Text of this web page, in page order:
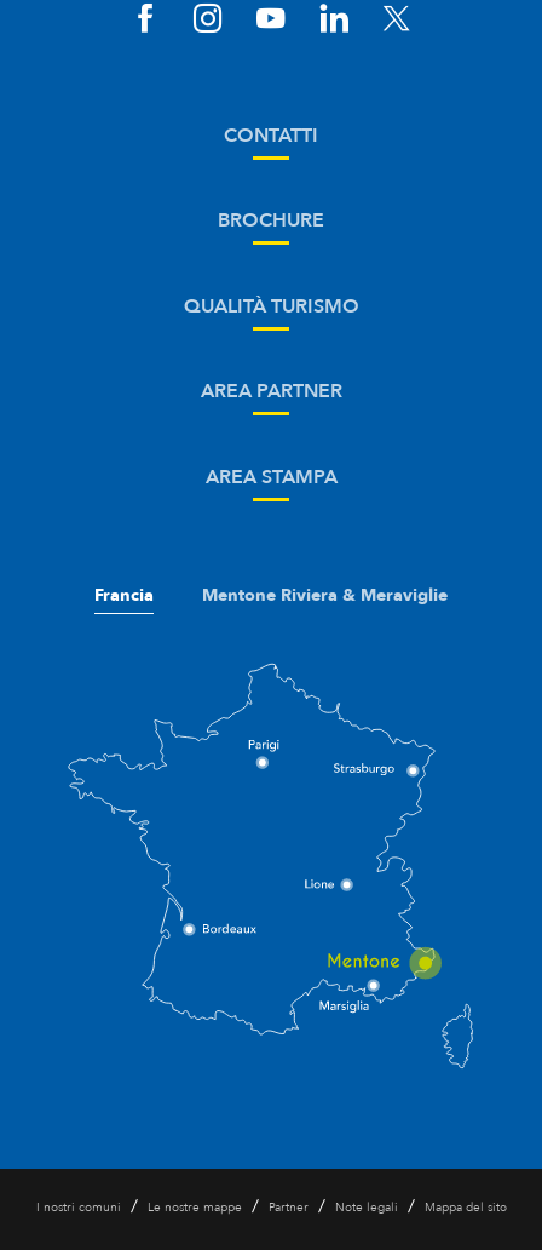
CONTATTI
BROCHURE
QUALITÀ TURISMO
AREA PARTNER
AREA STAMPA
Francia Mentone Riviera & Meraviglie
I nostri comuni / Le nostre mappe / Partner / Note legali / Mappa del sito